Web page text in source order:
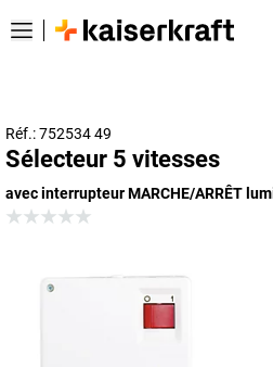
Réf.: 752534 49
Sélecteur 5 vitesses
avec interrupteur MARCHE/ARRÊT